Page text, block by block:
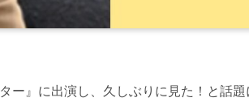
ー』に出演し、久しぶりに見た！と話題